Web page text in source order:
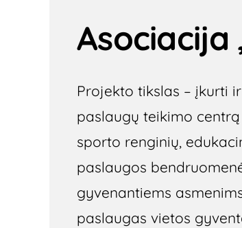
Asociacija
Projekto tikslas – įkurti
paslaugų teikimo
sporto renginių,
paslaugos
gyvenantiems
paslaugas vietos